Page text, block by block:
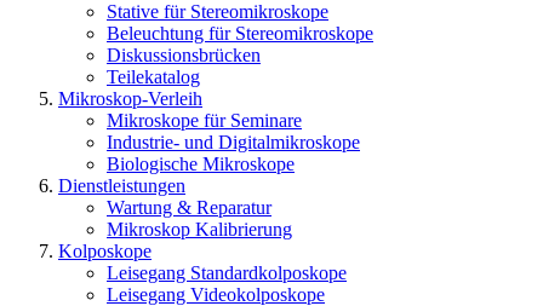
Stative für Stereomikroskope
Beleuchtung für Stereomikroskope
Diskussionsbrücken
Teilekatalog
Mikroskop-Verleih
Mikroskope für Seminare
Industrie- und Digitalmikroskope
Biologische Mikroskope
Dienstleistungen
Wartung & Reparatur
Mikroskop Kalibrierung
Kolposkope
Leisegang Standardkolposkope
Leisegang Videokolposkope